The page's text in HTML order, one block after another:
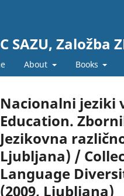
SAZU, Založba
About Books
Nacionalni jeziki
Education.
Jezikovna
Ljubljana) /
Language
(2009, Ljubljana)